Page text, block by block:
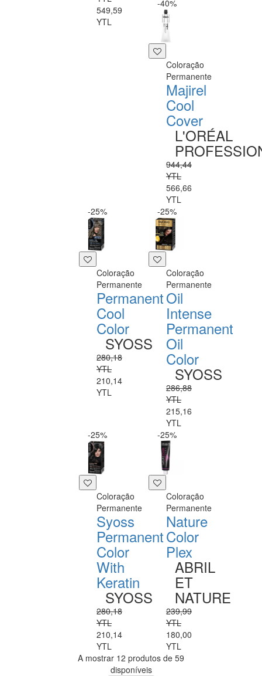
549,59
YTL
-40%
Coloração
Permanente
Majirel
Cool
Cover
L'ORÉAL
944,44
YTL
566,66
YTL
-25%
Coloração
Permanente
Permanent
Cool
Color
SYOSS
280,18
YTL
210,14
YTL
-25%
Coloração
Permanente
Oil
Intense
Permanent
Oil
Color
SYOSS
286,88
YTL
215,16
YTL
-25%
Coloração
Permanente
Syoss
Permanent
Color
With
Keratin
SYOSS
280,18
YTL
210,14
YTL
-25%
Coloração
Permanente
Nature
Color
Plex
ABRIL
ET
NATURE
239,99
YTL
180,00
YTL
A mostrar 12 produtos de 59
disponíveis